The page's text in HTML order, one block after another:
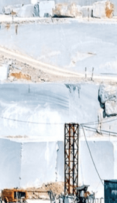
близ города Каррара